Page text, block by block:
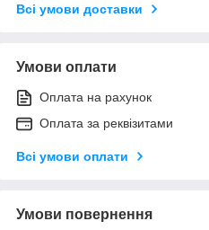
Всі умови доставки
Умови оплати
Оплата на рахунок
Оплата за реквізитами
Всі умови оплати
Умови повернення